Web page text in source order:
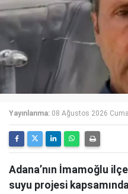
Yayınlanma: 08 Ağustos 2026
Adana’nın İmamoğlu
suyu projesi